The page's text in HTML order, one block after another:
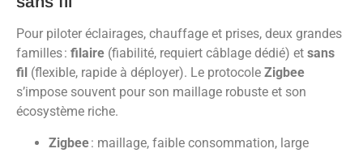
Pour piloter éclairages, chauffage et prises, deux grandes
familles : filaire (fiabilité, requiert câblage dédié) et sans
fil (flexible, rapide à déployer). Le protocole Zigbee
s’impose souvent pour son maillage robuste et son
écosystème riche.
Zigbee: maillage, faible consommation, large